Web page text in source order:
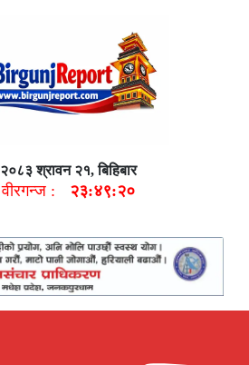
२०८३ श्रावन २१, बिहिबार
वीरगन्ज : २३:४९:२१